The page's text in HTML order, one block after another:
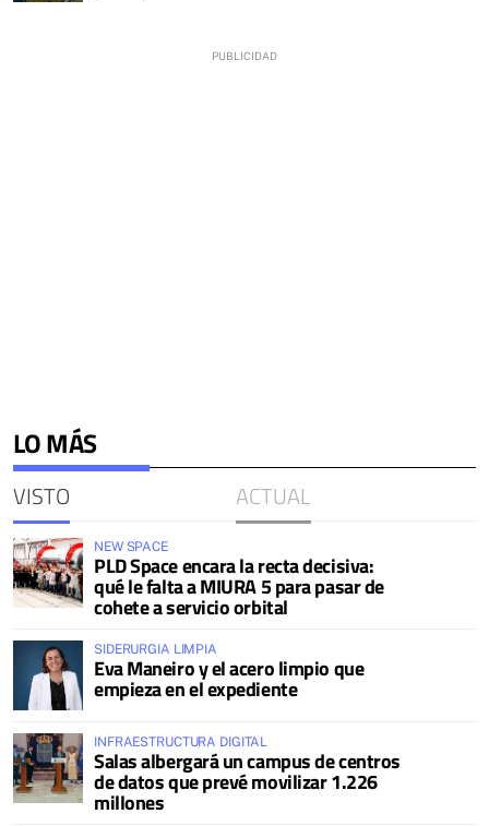
LO MÁS
VISTO ACTUAL
NEW SPACE
PLD Space encara la recta decisiva:
qué le falta a MIURA 5 para pasar de
cohete a servicio orbital
SIDERURGIA LIMPIA
Eva Maneiro y el acero limpio que
empieza en el expediente
INFRAESTRUCTURA DIGITAL
Salas albergará un campus de centros
de datos que prevé movilizar 1.226
millones